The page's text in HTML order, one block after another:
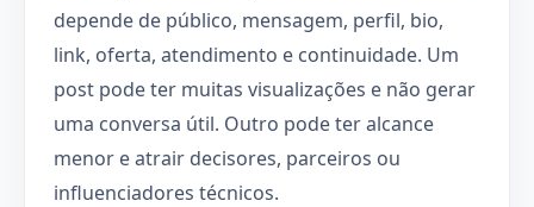
depende de público, mensagem, perfil, bio,
link, oferta, atendimento e continuidade. Um
post pode ter muitas visualizações e não gerar
uma conversa útil. Outro pode ter alcance
menor e atrair decisores, parceiros ou
influenciadores técnicos.